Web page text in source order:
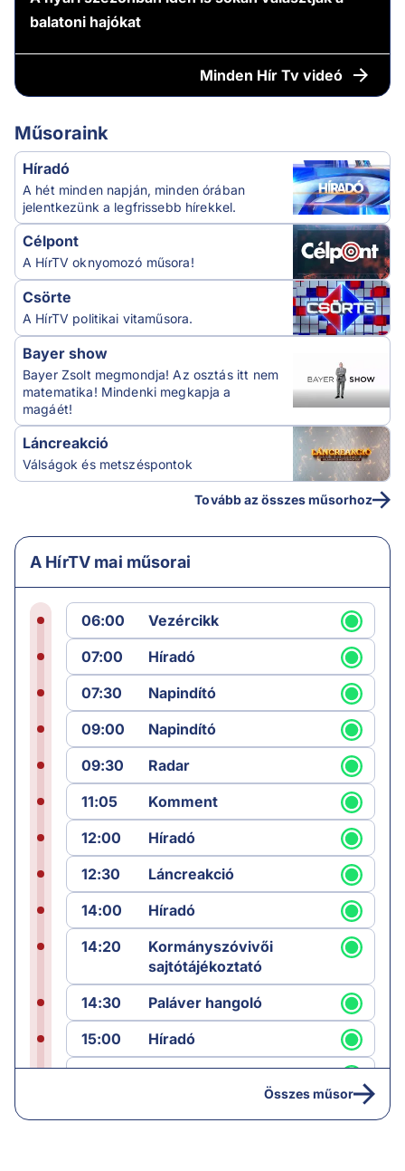
balatoni hajókat
Minden Hír Tv videó
Műsoraink
Híradó
A hét minden napján, minden órában
jelentkezünk a legfrissebb hírekkel.
Célpont
A HírTV oknyomozó műsora!
Csörte
A HírTV politikai vitaműsora.
Bayer show
Bayer Zsolt megmondja! Az osztás itt nem
matematika! Mindenki megkapja a
magáét!
Láncreakció
Válságok és metszéspontok
Tovább az összes műsorhoz
A HírTV mai műsorai
06:00
Vezércikk
07:00
Híradó
07:30
Napindító
09:00
Napindító
09:30
Radar
11:05
Komment
12:00
Híradó
12:30
Láncreakció
14:00
Híradó
14:20
Kormányszóvivői
sajtótájékoztató
14:30
Paláver hangoló
15:00
Híradó
15:30
Paláver
Összes műsor